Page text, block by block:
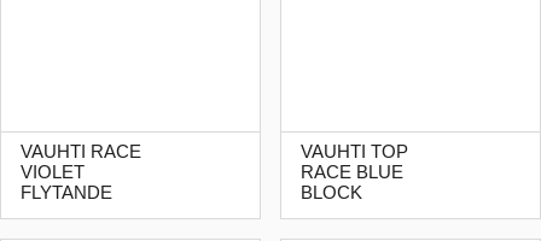
VAUHTI RACE
VIOLET
FLYTANDE
VAUHTI TOP
RACE BLUE
BLOCK